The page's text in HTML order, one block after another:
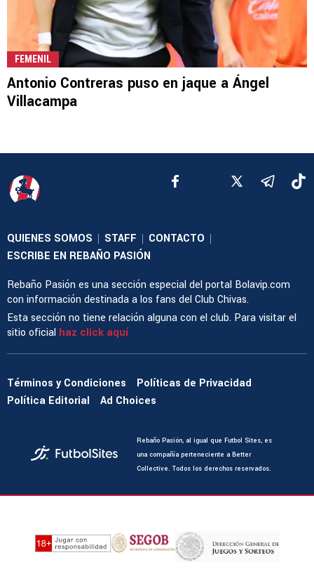
FEMENIL
Antonio Contreras puso en jaque a Ángel
Villacampa
QUIENES SOMOS | STAFF | CONTACTO |
ESCRIBE EN REBAÑO PASIÓN
Rebaño Pasión es una sección especial del portal Bolavip.com
con información destinada a los fans del Club Chivas.
Esta sección no tiene relación alguna con el club. Para visitar el
sitio oficial haz click aquí
Términos y Condiciones
Políticas de Privacidad
Política Editorial
Ad Choices
Rebaño Pasión, al igual que Futbol Sites, es
una compañía perteneciente a Better
Collective. Todos los derechos reservados.